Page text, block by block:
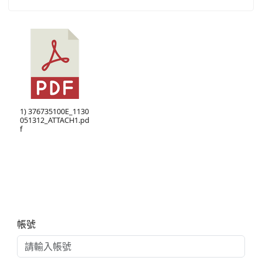
1) 376735100E_1130
051312_ATTACH1.pd
f
帳號